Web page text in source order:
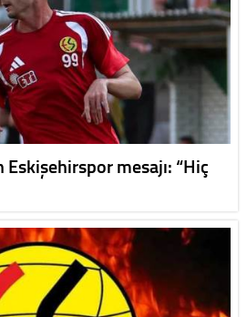
Eskişehirspor mesajı: “Hiç